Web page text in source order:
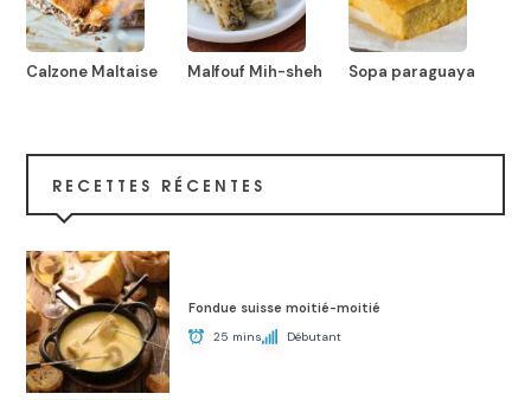
Calzone Maltaise Malfouf Mih-sheh Sopa paraguaya
RECETTES RÉCENTES
Fondue suisse moitié-moitié
25 mins Débutant